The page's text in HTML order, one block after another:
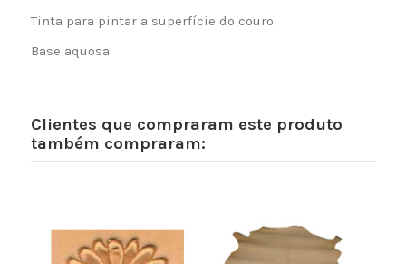
Tinta para pintar a superfície do couro.
Base aquosa.
Clientes que compraram este produto
também compraram: